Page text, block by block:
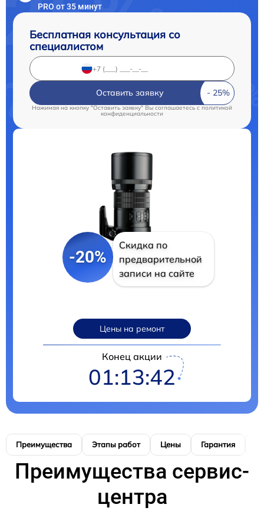
PRO от 35 минут
Бесплатная консультация со
специалистом
Оставить заявку
Нажимая на кнопку "Оставить заявку" Вы соглашаетесь c политикой
конфиденциальности
-20%
Скидка по
предварительной
записи на сайте
Цены на ремонт
Конец акции
01:13:41
Преимущества Этапы работ Цены Гарантия
Преимущества сервис-
центра